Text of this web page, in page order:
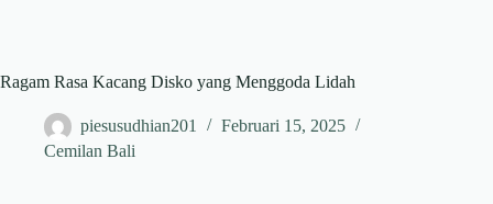
Ragam Rasa Kacang Disko yang Menggoda Lidah
piesusudhian201
Februari 15, 2025
Cemilan Bali